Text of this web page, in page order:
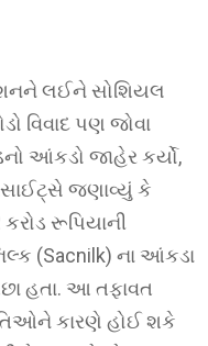
લઈને સોશિયલ
વિવાદ પણ જોવા
આંકડો જાહેર કર્યો,
જણાવ્યું કે
રૂપિયાની
(Sacnilk) ના આંકડા
હતા. આ તફાવત
કારણે હોઈ શકે